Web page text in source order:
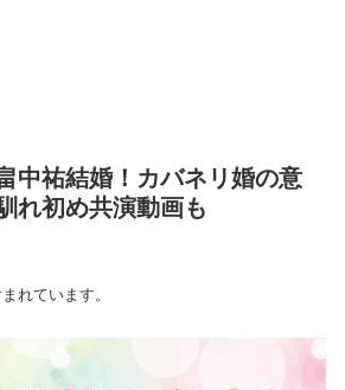
中祐結婚！カバネリ婚の意
れ初め共演動画も
れています。